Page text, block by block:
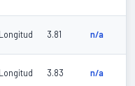
Longitud 3.81 n/a
Longitud 3.83 n/a